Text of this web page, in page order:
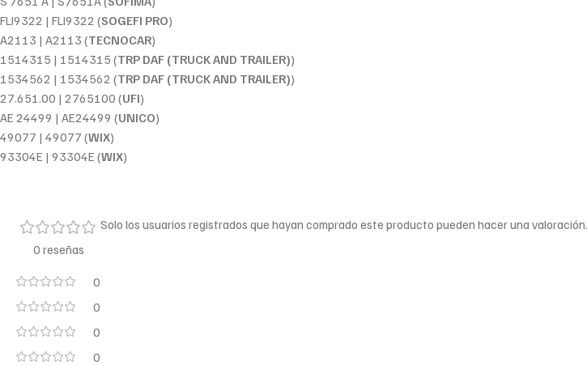
FLI9322 | FLI9322 (SOGEFI PRO)
A2113 | A2113 (TECNOCAR)
1514315 | 1514315 (TRP DAF (TRUCK AND TRAILER))
1534562 | 1534562 (TRP DAF (TRUCK AND TRAILER))
27.651.00 | 2765100 (UFI)
AE 24499 | AE24499 (UNICO)
49077 | 49077 (WIX)
93304E | 93304E (WIX)
0 reseñas
0
0
0
0
Solo los usuarios registrados que hayan comprado este producto pueden hacer una valoración.